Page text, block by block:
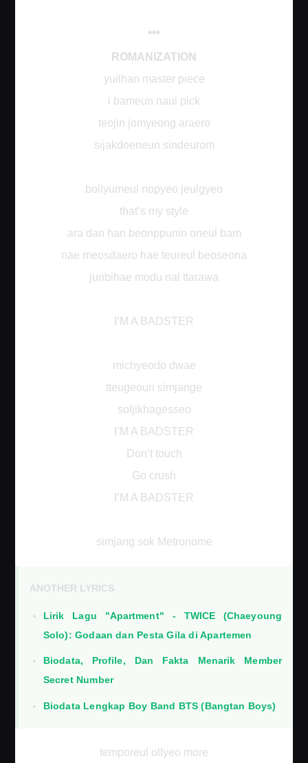
***
ROMANIZATION
yuilhan master piece
i bameun naui pick
teojin jomyeong araero
sijakdoeneun sindeurom
bollyumeul nopyeo jeulgyeo
that’s my style
ara dan han beonppunin oneul bam
nae meosdaero hae teureul beoseona
junbihae modu nal ttarawa
I’M A BADSTER
michyeodo dwae
tteugeoun simjange
soljikhagesseo
I’M A BADSTER
Don’t touch
Go crush
I’M A BADSTER
simjang sok Metronome
ANOTHER LYRICS
Lirik Lagu "Apartment" - TWICE (Chaeyoung
Solo): Godaan dan Pesta Gila di Apartemen
Biodata, Profile, Dan Fakta Menarik Member
Secret Number
Biodata Lengkap Boy Band BTS (Bangtan Boys)
temporeul ollyeo more